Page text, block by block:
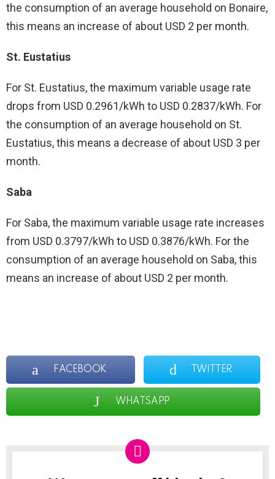
the consumption of an average household on Bonaire,
this means an increase of about USD 2 per month.
St. Eustatius
For St. Eustatius, the maximum variable usage rate
drops from USD 0.2961/kWh to USD 0.2837/kWh. For
the consumption of an average household on St.
Eustatius, this means a decrease of about USD 3 per
month.
Saba
For Saba, the maximum variable usage rate increases
from USD 0.3797/kWh to USD 0.3876/kWh. For the
consumption of an average household on Saba, this
means an increase of about USD 2 per month.
FACEBOOK TWITTER
WHATSAPP